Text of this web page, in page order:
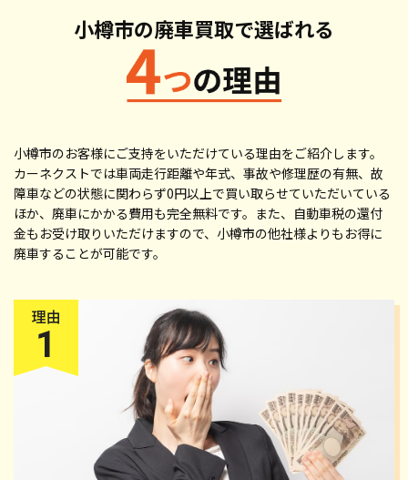
小樽市の廃車買取で選ばれる
小樽市のお客様にご支持をいただけている理由をご紹介します。
カーネクストでは車両走行距離や年式、事故や修理歴の有無、故
障車などの状態に関わらず0円以上で買い取らせていただいている
ほか、廃車にかかる費用も完全無料です。また、自動車税の還付
金もお受け取りいただけますので、小樽市の他社様よりもお得に
廃車することが可能です。